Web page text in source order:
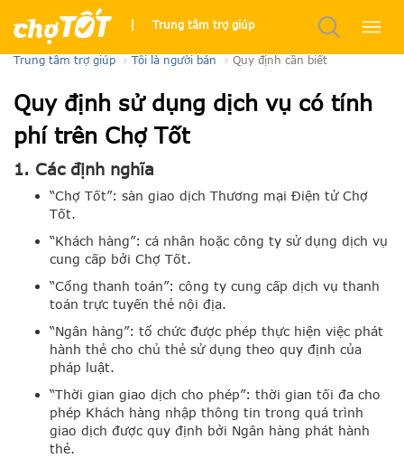
Trung tâm trợ giúp
Quy định về tính năng và dịch vụ
Trung tâm trợ giúp Tôi là người bán Quy định cần biết
Quy định sử dụng dịch vụ có tính
phí trên Chợ Tốt
1. Các định nghĩa
“Chợ Tốt”: sàn giao dịch Thương mại Điện tử Chợ
Tốt.
“Khách hàng”: cá nhân hoặc công ty sử dụng dịch vụ
cung cấp bởi Chợ Tốt.
“Cổng thanh toán”: công ty cung cấp dịch vụ thanh
toán trực tuyến thẻ nội địa.
“Ngân hàng”: tổ chức được phép thực hiện việc phát
hành thẻ cho chủ thẻ sử dụng theo quy định của
pháp luật.
“Thời gian giao dịch cho phép”: thời gian tối đa cho
phép Khách hàng nhập thông tin trong quá trình
giao dịch được quy định bởi Ngân hàng phát hành
thẻ.